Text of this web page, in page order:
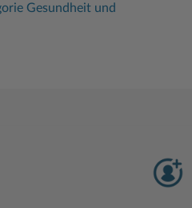
Gesundheit und